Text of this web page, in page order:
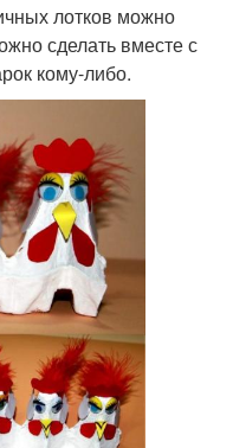
лотков можно
сделать вместе с
кому-либо.